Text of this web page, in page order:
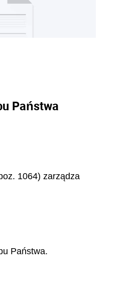
Państwa
1064) zarządza
Państwa.